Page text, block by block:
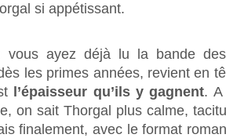
si appétissant.
vous ayez déjà lu la bande
les primes années, revient en
l’épaisseur qu’ils y gagnent. A
on sait Thorgal plus calme,
finalement, avec le format